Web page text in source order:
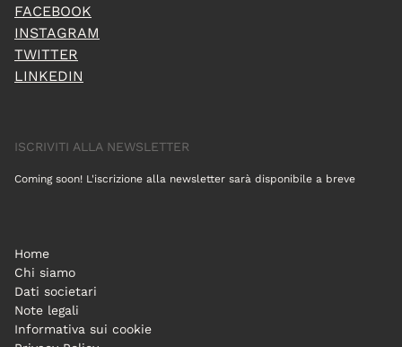
FACEBOOK
INSTAGRAM
TWITTER
LINKEDIN
ISCRIVITI ALLA NEWSLETTER
Coming soon! L'iscrizione alla newsletter sarà disponibile a breve
Home
Chi siamo
Dati societari
Note legali
Informativa sui cookie